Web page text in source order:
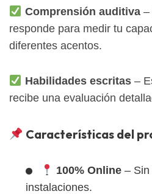
Comprensión auditiva–
responde para medir tu
diferentes acentos.
Habilidades escritas–
recibe una evaluación
Características del
100% Online– Sin
instalaciones.